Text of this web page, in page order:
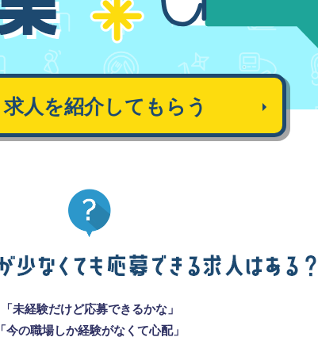
求人を紹介してもらう
「未経験だけど応募できるかな」
「今の職場しか経験がなくて心配」